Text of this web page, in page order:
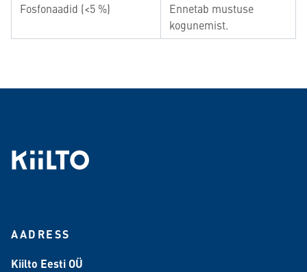
Fosfonaadid (<5 %)
Ennetab mustuse
kogunemist.
AADRESS
Kiilto Eesti OÜ